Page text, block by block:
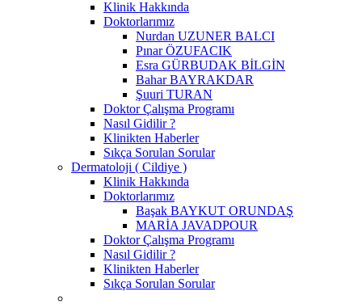
Klinik Hakkında
Doktorlarımız
Nurdan UZUNER BALCI
Pınar ÖZUFACIK
Esra GÜRBUDAK BİLGİN
Bahar BAYRAKDAR
Şuuri TURAN
Doktor Çalışma Programı
Nasıl Gidilir ?
Klinikten Haberler
Sıkça Sorulan Sorular
Dermatoloji ( Cildiye )
Klinik Hakkında
Doktorlarımız
Başak BAYKUT ORUNDAŞ
MARİA JAVADPOUR
Doktor Çalışma Programı
Nasıl Gidilir ?
Klinikten Haberler
Sıkça Sorulan Sorular